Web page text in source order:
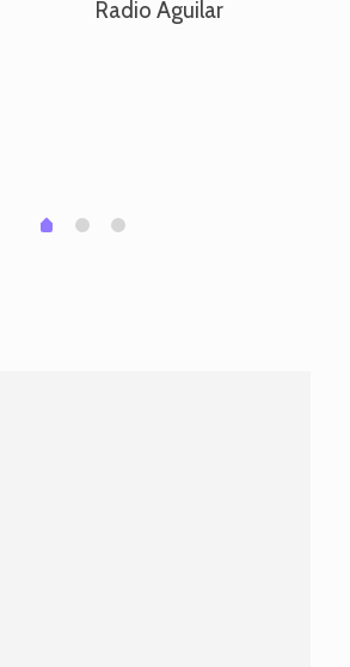
Radio Aguilar
0 1 2